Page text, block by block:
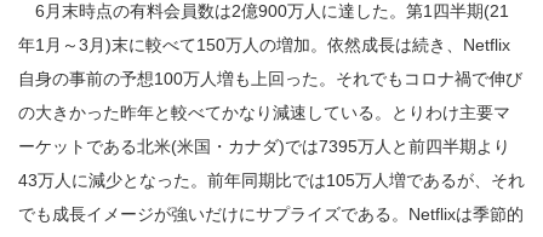
6月末時点の有料会員数は2億900万人に達した。第1四半期(21
年1月～3月)末に較べて150万人の増加。依然成長は続き、Netflix
自身の事前の予想100万人増も上回った。それでもコロナ禍で伸び
の大きかった昨年と較べてかなり減速している。とりわけ主要マ
ーケットである北米(米国・カナダ)では7395万人と前四半期より
43万人に減少となった。前年同期比では105万人増であるが、それ
でも成長イメージが強いだけにサプライズである。Netflixは季節的